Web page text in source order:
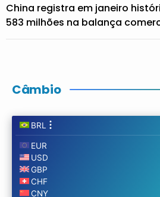
China registra em janeiro
583 milhões na balança
Câmbio